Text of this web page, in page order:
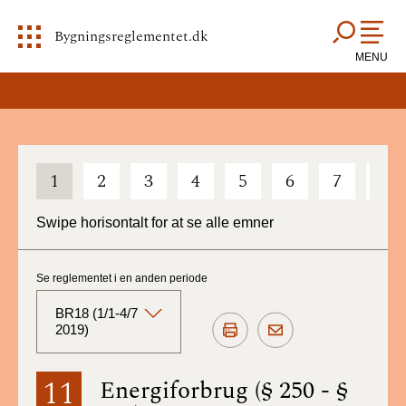
Bygningsreglementet.dk
MENU
1 2 3 4 5 6 7
Swipe horisontalt for at se alle emner
11 Energiforbrug (§ 250 - §
Se reglementet i en anden periode
BR18 (1/1-4/7
2019)
BR18 (Aktuelt)